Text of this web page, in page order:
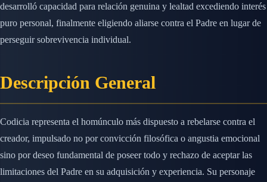
desarrolló capacidad para relación genuina y lealtad excediendo interés
puro personal, finalmente eligiendo aliarse contra el Padre en lugar de
perseguir sobrevivencia individual.
Descripción General
Codicia representa el homúnculo más dispuesto a rebelarse contra el
creador, impulsado no por convicción filosófica o angustia emocional
sino por deseo fundamental de poseer todo y rechazo de aceptar las
limitaciones del Padre en su adquisición y experiencia. Su personaje